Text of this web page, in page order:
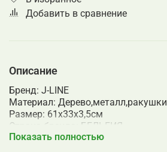
Добавить в сравнение
Описание
Бренд: J-LINE
Материал: Дерево,металл,ракушки
Размер: 61x33x3,5см
Страна бренда: БЕЛЬГИЯ
Страна происхождения: КИТАЙ
Показать полностью